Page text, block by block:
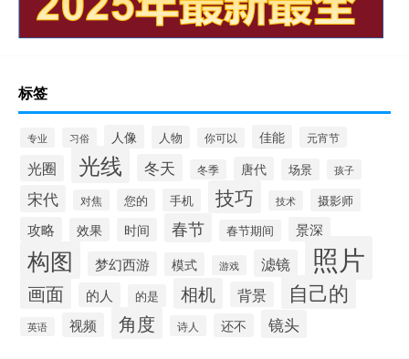
标签
专业 习俗 人像 人物 你可以 佳能 元宵节
光圈 光线 冬天 冬季 唐代 场景 孩子
宋代 对焦 您的 手机 技巧 技术 摄影师
攻略 效果 时间 春节 春节期间 景深
构图 梦幻西游 模式 游戏 滤镜 照片
画面 的人 的是 相机 背景 自己的
英语 视频 角度 诗人 还不 镜头